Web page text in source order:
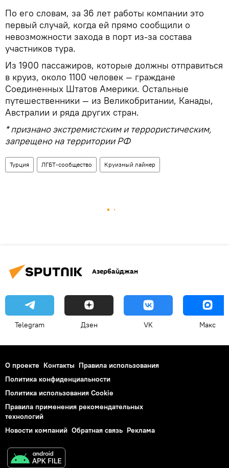
По его словам, за 36 лет работы компании это
первый случай, когда ей прямо сообщили о
невозможности захода в порт из-за состава
участников тура.
Из 1900 пассажиров, которые должны отправиться
в круиз, около 1100 человек — граждане
Соединенных Штатов Америки. Остальные
путешественники — из Великобритании, Канады,
Австралии и ряда других стран.
* признано экстремистским и террористическим,
запрещено на территории РФ
Турция ЛГБТ-сообщество Круизный лайнер
Азербайджан
Telegram Дзен VK Макс
О проекте Контакты Правила использования
Политика конфиденциальности
Политика использования Cookie
Правила применения рекомендательных
технологий
Новости компаний Обратная связь Реклама